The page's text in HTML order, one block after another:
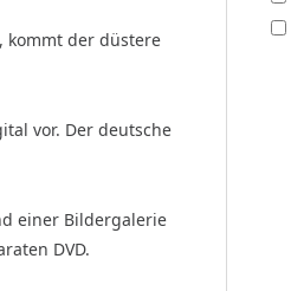
kommt der düstere
vor. Der deutsche
einer Bildergalerie
DVD.